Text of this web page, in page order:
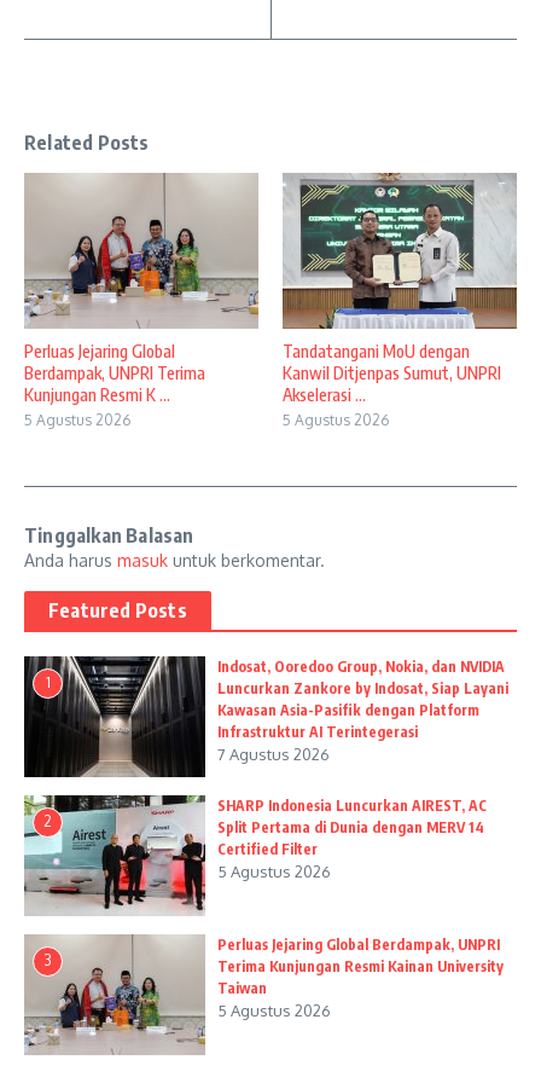
Related Posts
Perluas Jejaring Global
Berdampak, UNPRI Terima
Kunjungan Resmi K ...
5 Agustus 2026
Tandatangani MoU dengan
Kanwil Ditjenpas Sumut, UNPRI
Akselerasi ...
5 Agustus 2026
Tinggalkan Balasan
Anda harus masuk untuk berkomentar.
Featured Posts
1
Indosat, Ooredoo Group, Nokia, dan NVIDIA
Luncurkan Zankore by Indosat, Siap Layani
Kawasan Asia-Pasifik dengan Platform
Infrastruktur AI Terintegerasi
7 Agustus 2026
2
SHARP Indonesia Luncurkan AIREST, AC
Split Pertama di Dunia dengan MERV 14
Certified Filter
5 Agustus 2026
3
Perluas Jejaring Global Berdampak, UNPRI
Terima Kunjungan Resmi Kainan University
Taiwan
5 Agustus 2026